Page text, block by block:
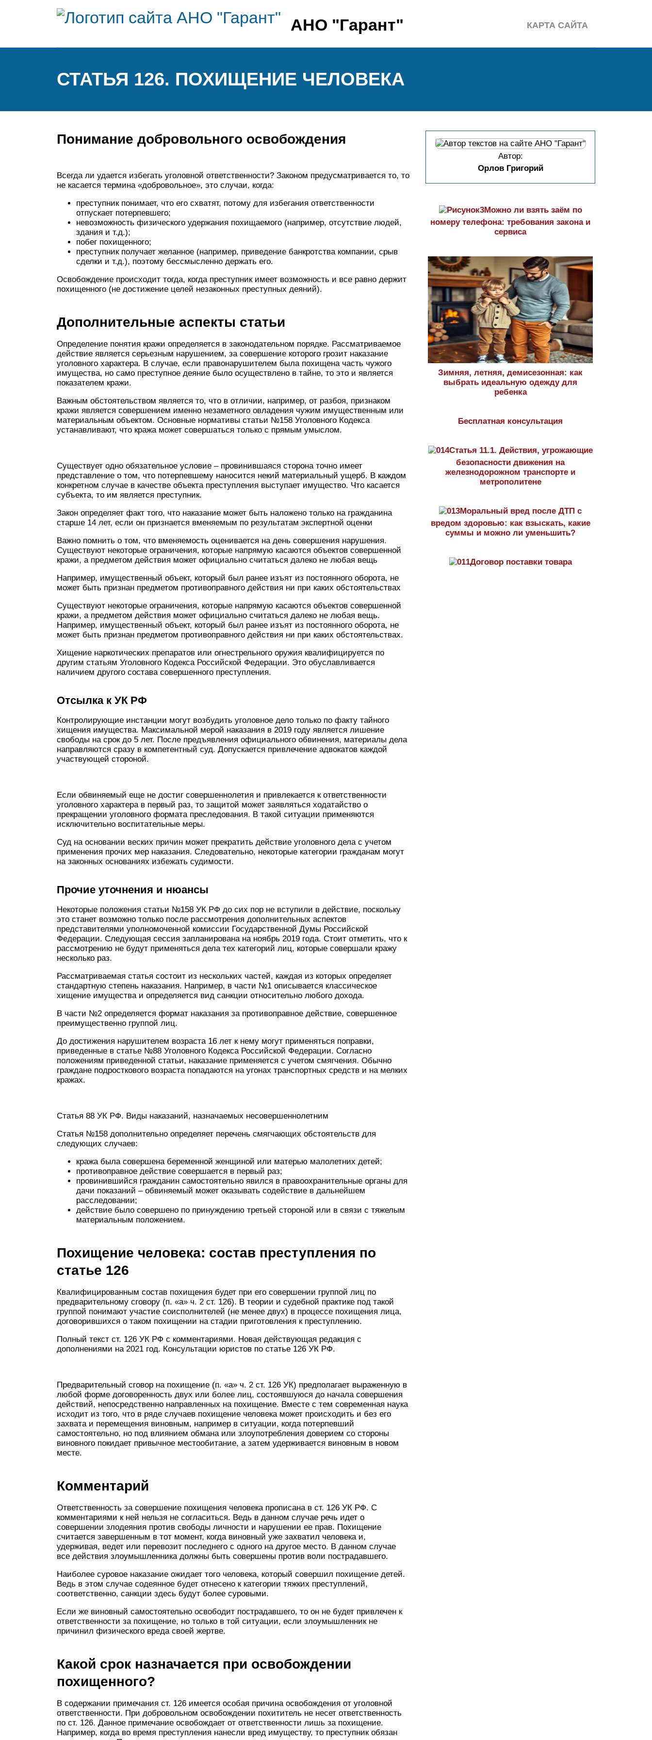
АНО "Гарант" КАРТА САЙТА
СТАТЬЯ 126. ПОХИЩЕНИЕ ЧЕЛОВЕКА
Понимание добровольного освобождения
Всегда ли удается избегать уголовной ответственности? Законом предусматривается то, то
не касается термина «добровольное», это случаи, когда:
преступник понимает, что его схватят, потому для избегания ответственности
отпускает потерпевшего;
невозможность физического удержания похищаемого (например, отсутствие людей,
здания и т.д.);
побег похищенного;
преступник получает желанное (например, приведение банкротства компании, срыв
сделки и т.д.), поэтому бессмысленно держать его.
Освобождение происходит тогда, когда преступник имеет возможность и все равно держит
похищенного (не достижение целей незаконных преступных деяний).
Дополнительные аспекты статьи
Определение понятия кражи определяется в законодательном порядке. Рассматриваемое
действие является серьезным нарушением, за совершение которого грозит наказание
уголовного характера. В случае, если правонарушителем была похищена часть чужого
имущества, но само преступное деяние было осуществлено в тайне, то это и является
показателем кражи.
Важным обстоятельством является то, что в отличии, например, от разбоя, признаком
кражи является совершением именно незаметного овладения чужим имущественным или
материальным объектом. Основные нормативы статьи №158 Уголовного Кодекса
устанавливают, что кража может совершаться только с прямым умыслом.
Существует одно обязательное условие – провинившаяся сторона точно имеет
представление о том, что потерпевшему наносится некий материальный ущерб. В каждом
конкретном случае в качестве объекта преступления выступает имущество. Что касается
субъекта, то им является преступник.
Закон определяет факт того, что наказание может быть наложено только на гражданина
старше 14 лет, если он признается вменяемым по результатам экспертной оценки
Важно помнить о том, что вменяемость оценивается на день совершения нарушения.
Существуют некоторые ограничения, которые напрямую касаются объектов совершенной
кражи, а предметом действия может официально считаться далеко не любая вещь
Например, имущественный объект, который был ранее изъят из постоянного оборота, не
может быть признан предметом противоправного действия ни при каких обстоятельствах
Существуют некоторые ограничения, которые напрямую касаются объектов совершенной
кражи, а предметом действия может официально считаться далеко не любая вещь.
Например, имущественный объект, который был ранее изъят из постоянного оборота, не
может быть признан предметом противоправного действия ни при каких обстоятельствах.
Хищение наркотических препаратов или огнестрельного оружия квалифицируется по
другим статьям Уголовного Кодекса Российской Федерации. Это обуславливается
наличием другого состава совершенного преступления.
Отсылка к УК РФ
Контролирующие инстанции могут возбудить уголовное дело только по факту тайного
хищения имущества. Максимальной мерой наказания в 2019 году является лишение
свободы на срок до 5 лет. После предъявления официального обвинения, материалы дела
направляются сразу в компетентный суд. Допускается привлечение адвокатов каждой
участвующей стороной.
Если обвиняемый еще не достиг совершеннолетия и привлекается к ответственности
уголовного характера в первый раз, то защитой может заявляться ходатайство о
прекращении уголовного формата преследования. В такой ситуации применяются
исключительно воспитательные меры.
Суд на основании веских причин может прекратить действие уголовного дела с учетом
применения прочих мер наказания. Следовательно, некоторые категории гражданам могут
на законных основаниях избежать судимости.
Прочие уточнения и нюансы
Некоторые положения статьи №158 УК РФ до сих пор не вступили в действие, поскольку
это станет возможно только после рассмотрения дополнительных аспектов
представителями уполномоченной комиссии Государственной Думы Российской
Федерации. Следующая сессия запланирована на ноябрь 2019 года. Стоит отметить, что к
рассмотрению не будут применяться дела тех категорий лиц, которые совершали кражу
несколько раз.
Рассматриваемая статья состоит из нескольких частей, каждая из которых определяет
стандартную степень наказания. Например, в части №1 описывается классическое
хищение имущества и определяется вид санкции относительно любого дохода.
В части №2 определяется формат наказания за противоправное действие, совершенное
преимущественно группой лиц.
До достижения нарушителем возраста 16 лет к нему могут применяться поправки,
приведенные в статье №88 Уголовного Кодекса Российской Федерации. Согласно
положениям приведенной статьи, наказание применяется с учетом смягчения. Обычно
граждане подросткового возраста попадаются на угонах транспортных средств и на мелких
кражах.
Статья 88 УК РФ. Виды наказаний, назначаемых несовершеннолетним
Статья №158 дополнительно определяет перечень смягчающих обстоятельств для
следующих случаев:
кража была совершена беременной женщиной или матерью малолетних детей;
противоправное действие совершается в первый раз;
провинившийся гражданин самостоятельно явился в правоохранительные органы для
дачи показаний – обвиняемый может оказывать содействие в дальнейшем
расследовании;
действие было совершено по принуждению третьей стороной или в связи с тяжелым
материальным положением.
Похищение человека: состав преступления по
статье 126
Квалифицированным состав похищения будет при его совершении группой лиц по
предварительному сговору (п. «а» ч. 2 ст. 126). В теории и судебной практике под такой
группой понимают участие соисполнителей (не менее двух) в процессе похищения лица,
договорившихся о таком похищении на стадии приготовления к преступлению.
Полный текст ст. 126 УК РФ с комментариями. Новая действующая редакция с
дополнениями на 2021 год. Консультации юристов по статье 126 УК РФ.
Предварительный сговор на похищение (п. «а» ч. 2 ст. 126 УК) предполагает выраженную в
любой форме договоренность двух или более лиц, состоявшуюся до начала совершения
действий, непосредственно направленных на похищение. Вместе с тем современная наука
исходит из того, что в ряде случаев похищение человека может происходить и без его
захвата и перемещения виновным, например в ситуации, когда потерпевший
самостоятельно, но под влиянием обмана или злоупотребления доверием со стороны
виновного покидает привычное местообитание, а затем удерживается виновным в новом
месте.
Комментарий
Ответственность за совершение похищения человека прописана в ст. 126 УК РФ. С
комментариями к ней нельзя не согласиться. Ведь в данном случае речь идет о
совершении злодеяния против свободы личности и нарушении ее прав. Похищение
считается завершенным в тот момент, когда виновный уже захватил человека и,
удерживая, ведет или перевозит последнего с одного на другое место. В данном случае
все действия злоумышленника должны быть совершены против воли пострадавшего.
Наиболее суровое наказание ожидает того человека, который совершил похищение детей.
Ведь в этом случае содеянное будет отнесено к категории тяжких преступлений,
соответственно, санкции здесь будут более суровыми.
Если же виновный самостоятельно освободит пострадавшего, то он не будет привлечен к
ответственности за похищение, но только в той ситуации, если злоумышленник не
причинил физического вреда своей жертве.
Какой срок назначается при освобождении
похищенного?
В содержании примечания ст. 126 имеется особая причина освобождения от уголовной
ответственности. При добровольном освобождении похититель не несет ответственность
по ст. 126. Данное примечание освобождает от ответственности лишь за похищение.
Например, когда во время преступления нанесли вред имуществу, то преступник обязан
Автор:
Орлов Григорий
Можно ли взять заём по
номеру телефона: требования закона и
сервиса
Зимняя, летняя, демисезонная: как
выбрать идеальную одежду для
ребенка
Бесплатная консультация
Статья 11.1. Действия, угрожающие
безопасности движения на
железнодорожном транспорте и
метрополитене
Моральный вред после ДТП с
вредом здоровью: как взыскать, какие
суммы и можно ли уменьшить?
Договор поставки товара